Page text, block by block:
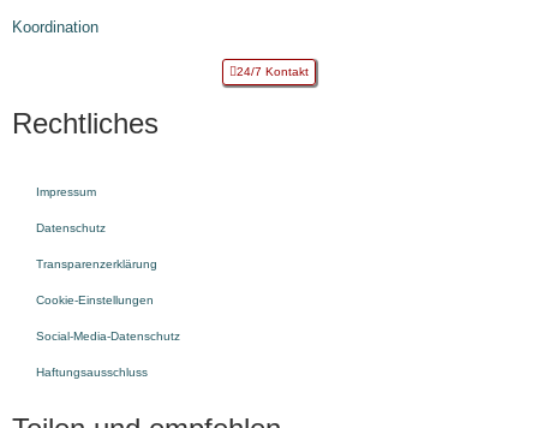
Koordination
24/7 Kontakt
Rechtliches
Impressum
Datenschutz
Transparenzerklärung
Cookie-Einstellungen
Social-Media-Datenschutz
Haftungsausschluss